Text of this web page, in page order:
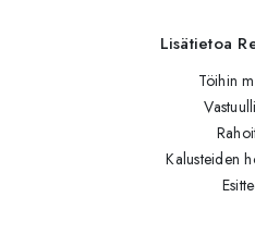
Lisätietoa
Töihin
Kalusteiden